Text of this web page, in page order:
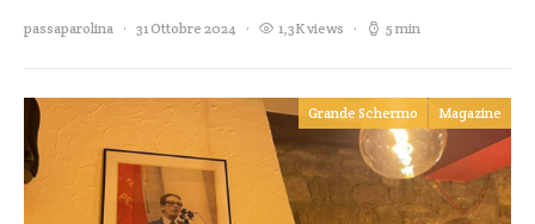
passaparolina 31 Ottobre 2024 1,3K views 5 min
Grande Schermo Magazine